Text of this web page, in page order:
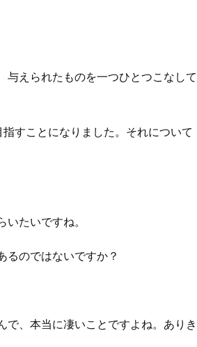
与えられたものを一つひとつこなして
すことになりました。それについて
たいですね。
のではないですか？
、本当に凄いことですよね。ありき